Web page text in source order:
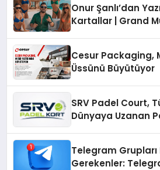
Onur Şanlı’dan
Kartallar | Grand
Cesur Packaging,
Üssünü Büyütüyor
SRV Padel Court,
Dünyaya Uzanan
Telegram Grupları
Gerekenler: